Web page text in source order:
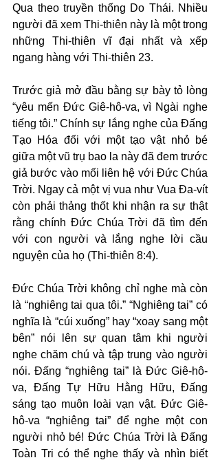
Qua theo truyền thống Do Thái. Nhiều
người đã xem Thi-thiên này là một trong
những Thi-thiên vĩ đại nhất và xếp
ngang hàng với Thi-thiên 23.
Trước giả mở đầu bằng sự bày tỏ lòng
“yêu mến Đức Giê-hô-va, vì Ngài nghe
tiếng tôi.” Chính sự lắng nghe của Đấng
Tạo Hóa đối với một tạo vật nhỏ bé
giữa một vũ trụ bao la này đã đem trước
giả bước vào mối liên hệ với Đức Chúa
Trời. Ngay cả một vị vua như Vua Đa-vít
còn phải thảng thốt khi nhận ra sự thật
rằng chính Đức Chúa Trời đã tìm đến
với con người và lắng nghe lời cầu
nguyện của họ (Thi-thiên 8:4).
Đức Chúa Trời không chỉ nghe mà còn
là “nghiêng tai qua tôi.” “Nghiêng tai” có
nghĩa là “cúi xuống” hay “xoay sang một
bên” nói lên sự quan tâm khi người
nghe chăm chú và tập trung vào người
nói. Đấng “nghiêng tai” là Đức Giê-hô-
va, Đấng Tự Hữu Hằng Hữu, Đấng
sáng tạo muôn loài vạn vật. Đức Giê-
hô-va “nghiêng tai” để nghe một con
người nhỏ bé! Đức Chúa Trời là Đấng
Toàn Tri có thể nghe thấy và nhìn biết